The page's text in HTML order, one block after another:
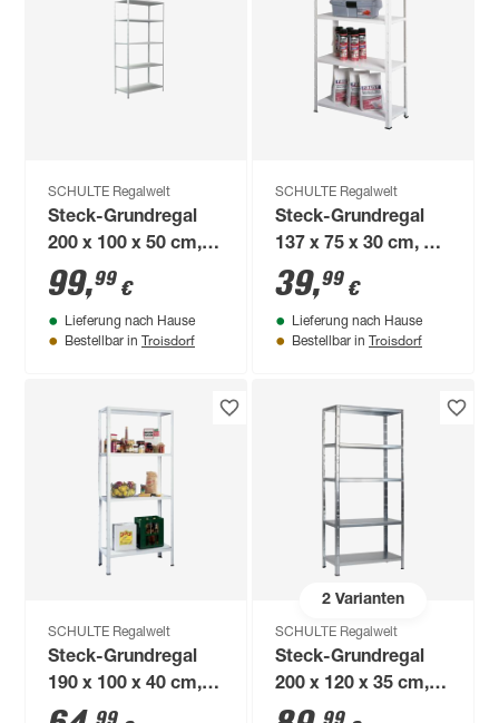
SCHULTE Regalwelt
Steck-Grundregal
200 x 100 x 50 cm, 5
Böden, weiß,
Tragkraft 425 kg
99,99 €
Lieferung nach Hause
Bestellbar in Troisdorf
SCHULTE Regalwelt
Steck-Grundregal
137 x 75 x 30 cm, 4
Böden, weiß,
Tragkraft 200 kg
39,99 €
Lieferung nach Hause
Bestellbar in Troisdorf
SCHULTE Regalwelt
Steck-Grundregal
190 x 100 x 40 cm, 4
Böden, weiß,
2Varianten
SCHULTE Regalwelt
Steck-Grundregal
200 x 120 x 35 cm, 5
Böden, verzinkt,